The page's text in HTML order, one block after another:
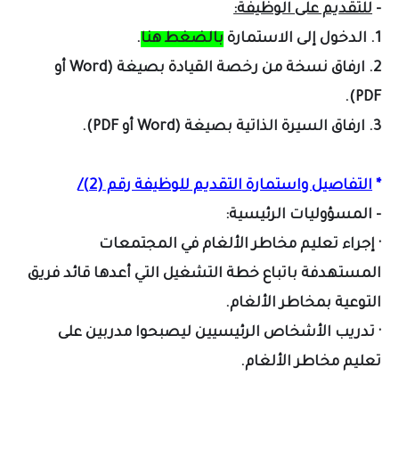
- للتقديم على الوظيفة:
1. الدخول إلى الاستمارة
بالضغط هنا.
2. ارفاق نسخة من رخصة القيادة بصيغة (Word أو
PDF).
3. ارفاق السيرة الذاتية بصيغة (Word أو PDF).
* التفاصيل واستمارة التقديم للوظيفة رقم (2)/
- المسؤوليات الرئيسية:
· إجراء تعليم مخاطر الألغام في المجتمعات
المستهدفة باتباع خطة التشغيل التي أعدها قائد فريق
التوعية بمخاطر الألغام.
· تدريب الأشخاص الرئيسيين ليصبحوا مدربين على
تعليم مخاطر الألغام.